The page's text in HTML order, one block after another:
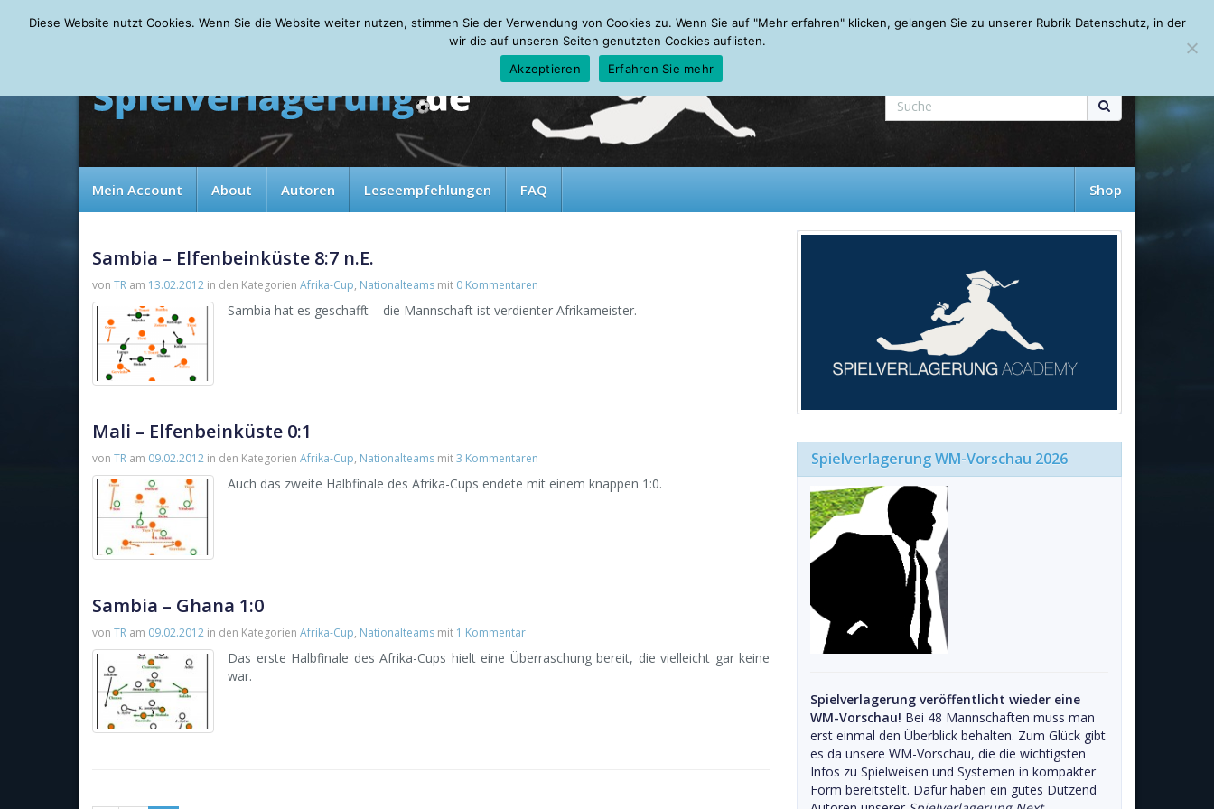
Wednesday, 05.08.2026 Mein Account About Autoren Leseempfehlungen FAQ
Mein Account About Autoren Leseempfehlungen FAQ Shop
Sambia – Elfenbeinküste 8:7 n.E.
von TR am 13.02.2012 in den Kategorien Afrika-Cup, Nationalteams mit 0 Kommentaren
Sambia hat es geschafft – die Mannschaft ist verdienter Afrikameister.
Mali – Elfenbeinküste 0:1
von TR am 09.02.2012 in den Kategorien Afrika-Cup, Nationalteams mit3 Kommentaren
Auch das zweite Halbfinale des Afrika-Cups endete mit einem knappen 1:0.
Sambia – Ghana 1:0
von TR am 09.02.2012 in den Kategorien Afrika-Cup, Nationalteams mit 1 Kommentar
Das erste Halbfinale des Afrika-Cups hielt eine Überraschung bereit, die vielleicht gar keine
war.
Spielverlagerung WM-Vorschau 2026
Spielverlagerung veröffentlicht wieder eine
WM-Vorschau! Bei 48 Mannschaften muss man
erst einmal den Überblick behalten. Zum Glück gibt
es da unsere WM-Vorschau, die die wichtigsten
Infos zu Spielweisen und Systemen in kompakter
Form bereitstellt. Dafür haben ein gutes Dutzend
Diese Website nutzt Cookies. Wenn Sie die Website weiter nutzen, stimmen Sie der Verwendung von Cookies zu. Wenn Sie auf "Mehr erfahren" klicken, gelangen Sie zu unserer Rubrik Datenschutz, in der
wir die auf unseren Seiten genutzten Cookies auflisten.
Akzeptieren
Erfahren Sie mehr